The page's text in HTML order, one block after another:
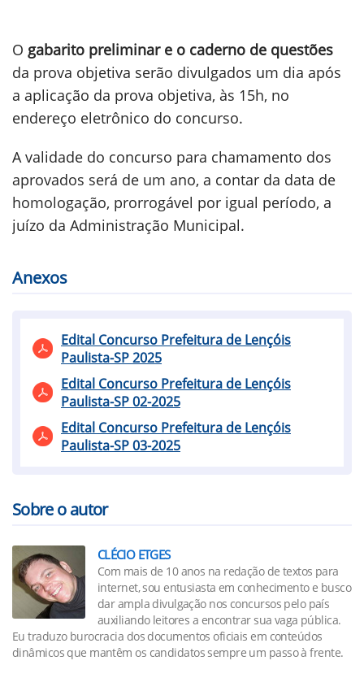
O gabarito preliminar e o caderno de questões
da prova objetiva serão divulgados um dia após
a aplicação da prova objetiva, às 15h, no
endereço eletrônico do concurso.
A validade do concurso para chamamento dos
aprovados será de um ano, a contar da data de
homologação, prorrogável por igual período, a
juízo da Administração Municipal.
Anexos
Edital Concurso Prefeitura de Lençóis
Paulista-SP 2025
Edital Concurso Prefeitura de Lençóis
Paulista-SP 02-2025
Edital Concurso Prefeitura de Lençóis
Paulista-SP 03-2025
Sobre o autor
CLÉCIO ETGES
Com mais de 10 anos na redação de textos para
internet, sou entusiasta em conhecimento e busco
dar ampla divulgação nos concursos pelo país
auxiliando leitores a encontrar sua vaga pública.
Eu traduzo burocracia dos documentos oficiais em conteúdos
dinâmicos que mantêm os candidatos sempre um passo à frente.